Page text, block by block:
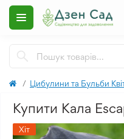
Цибулини та Бульби
Купити Кала
Хіт